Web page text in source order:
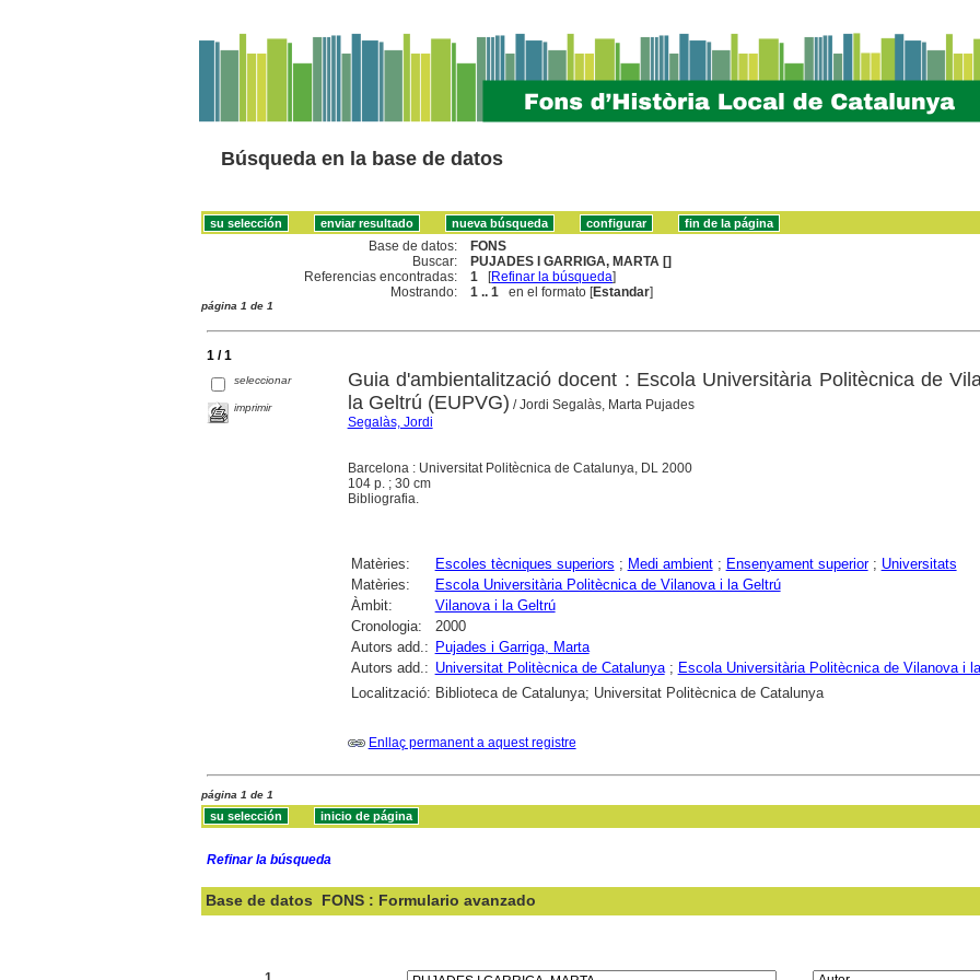
Búsqueda en la base de datos
Base de datos:
FONS
Buscar:
PUJADES I GARRIGA, MARTA []
Referencias encontradas:
1 [Refinar la búsqueda]
Mostrando:
1 .. 1 en el formato [Estandar]
página 1 de 1
1 / 1
seleccionar
imprimir
Guia d'ambientalització docent : Escola Universitària Politècnica de
la Geltrú (EUPVG) / Jordi Segalàs, Marta Pujades
Segalàs, Jordi
Barcelona : Universitat Politècnica de Catalunya, DL 2000
104 p. ; 30 cm
Bibliografia.
Matèries: Escoles tècniques superiors ; Medi ambient; Ensenyament superior; Universitats
Matèries:
Escola Universitària Politècnica de Vilanova i la Geltrú
Àmbit:
Vilanova i la Geltrú
Cronologia:
2000
Autors add.: Pujades i Garriga, Marta
Autors add.: Universitat Politècnica de Catalunya; Escola Universitària Politècnica de Vilanova i
Localització: Biblioteca de Catalunya; Universitat Politècnica de Catalunya
Enllaç permanent a aquest registre
página 1 de 1
Refinar la búsqueda
Base de datos FONS : Formulario avanzado